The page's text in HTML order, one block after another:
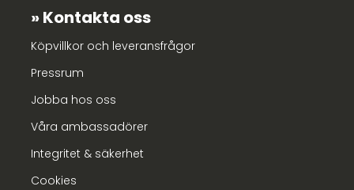
Kontakta oss
Köpvillkor och leveransfrågor
Pressrum
Jobba hos oss
Våra ambassadörer
Integritet & säkerhet
Cookies